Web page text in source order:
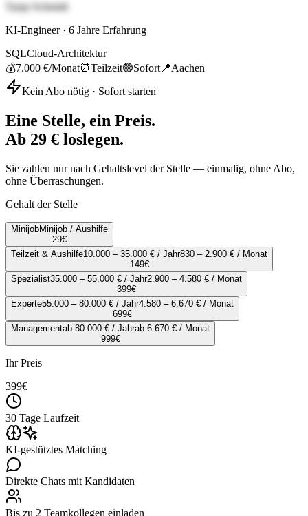
Tanja Schmidt
KI-Engineer· 6 Jahre Erfahrung
SQLCloud-Architektur
💰7.000 €/Monat⏰Teilzeit🟢Sofort 📍Aachen
Kein Abo nötig · Sofort starten
Eine Stelle, ein Preis.
Ab 29 € loslegen.
Sie zahlen nur nach Gehaltslevel der Stelle — einmalig, ohne Abo,
ohne Überraschungen.
Gehalt der Stelle
MinijobMinijob / Aushilfe
29€
Teilzeit & Aushilfe10.000 – 35.000 € / Jahr830 – 2.900 € / Monat
149€
Spezialist35.000 – 55.000 € / Jahr2.900 – 4.580 € / Monat
399€
Experte55.000 – 80.000 € / Jahr4.580 – 6.670 € / Monat
699€
Managementab 80.000 € / Jahrab 6.670 € / Monat
999€
Ihr Preis
399€
30 Tage Laufzeit
KI-gestütztes Matching
Direkte Chats mit Kandidaten
Bis zu 2 Teamkollegen einladen